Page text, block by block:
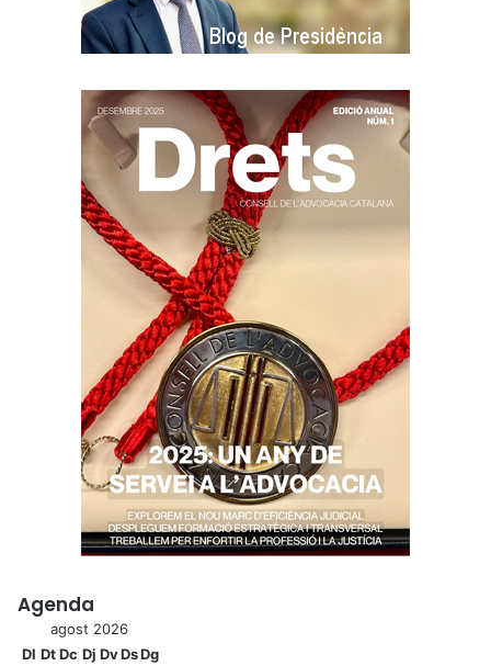
Agenda
agost 2026
Dl DtDc Dj DvDsDg